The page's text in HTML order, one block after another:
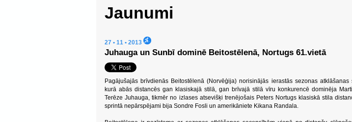
Jaunumi
27 • 11 • 2013
Juhauga un Sunbī dominē Beitostēlenā, Nortugs 61.vietā
Pagājušajās brīvdienās Beitostēlenā (Norvēģija) norisinājās ierastās sezonas
kurā abās distancēs gan klasiskajā stilā, gan brīvajā stilā vīru konkurencē dominēja
Terēze Juhauga, tikmēr no izlases atsevišķi trenējošais Peters Nortugs klasiskā stila
sprintā nepārspējami bija Sondre Fosli un amerikāniete Kikana Randala.